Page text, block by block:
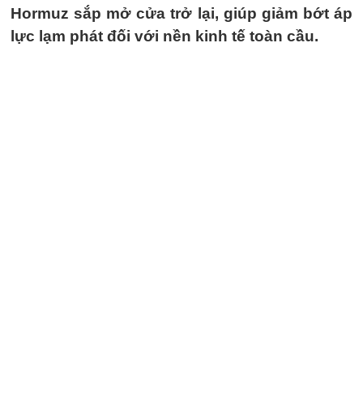
Hormuz sắp mở cửa trở lại, giúp giảm bớt áp
lực lạm phát đối với nền kinh tế toàn cầu.